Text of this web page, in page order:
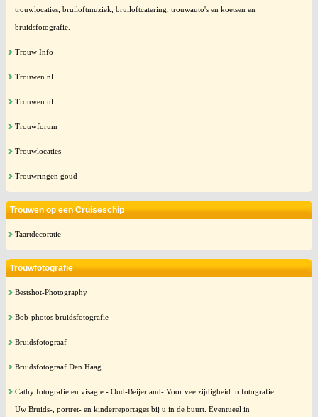
trouwlocaties, bruiloftmuziek, bruiloftcatering, trouwauto's en koetsen en
bruidsfotografie.
Trouw Info
Trouwen.nl
Trouwen.nl
Trouwforum
Trouwlocaties
Trouwringen goud
Trouwen op een Cruiseschip
Taartdecoratie
Trouwfotografie
Bestshot-Photography
Bob-photos bruidsfotografie
Bruidsfotograaf
Bruidsfotograaf Den Haag
Cathy fotografie en visagie - Oud-Beijerland- Voor veelzijdigheid in fotografie.
Uw Bruids-, portret- en kinderreportages bij u in de buurt. Eventueel in